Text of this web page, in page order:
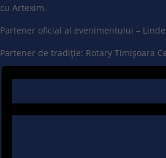
cu Artexim.
Partener oficial al evenimentului – Linde
Partener de tradiție: Rotary Timișoara